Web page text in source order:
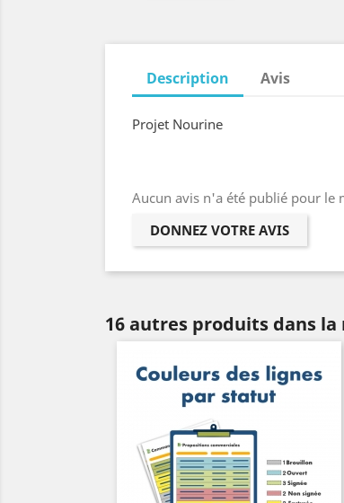
Description Avis
Projet Nourine
Aucun avis n'a été publié pour le
DONNEZ VOTRE AVIS
16 autres produits dans